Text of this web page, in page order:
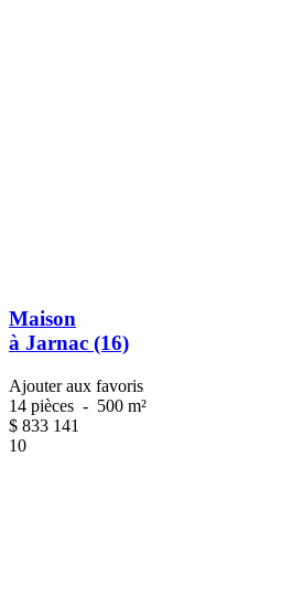
Maison
à Jarnac (16)
Ajouter aux favoris
14 pièces - 500 m²
$ 833 141
10